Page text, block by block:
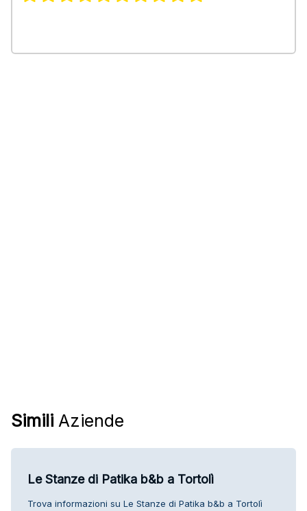
Simili Aziende
Le Stanze di Patika b&b a Tortolì
Trova informazioni su Le Stanze di Patika b&b a Tortolì